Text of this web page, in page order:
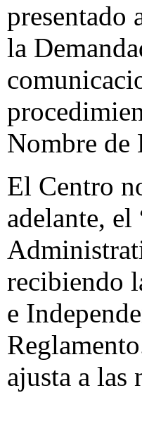
presentado
la
Nombre de
El Centro
adelante,
recibiendo
e
ajusta a las